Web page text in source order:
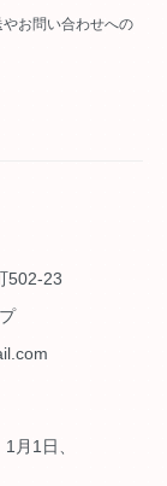
お問い合わせへの
502-23
月1日、